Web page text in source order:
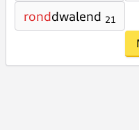
ronddwalend 21